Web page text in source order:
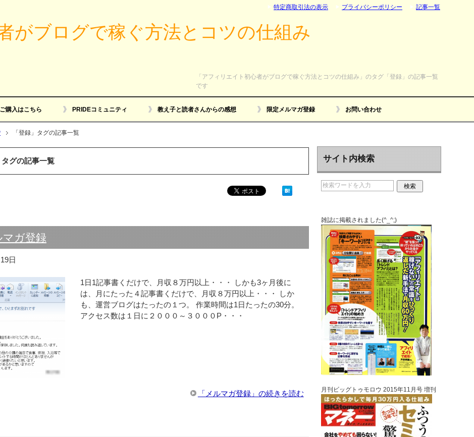
がブログで稼ぐ方法とコツの仕組み
「アフィリエイト初心者がブログで稼ぐ方法とコツの仕組み」のタグ「登録」の記事一覧
です
購入はこちら PRIDEコミュニティ 教え子と読者さんからの感想 限定メルマガ登録 お問い合わせ
「登録」タグの記事一覧
タグの記事一覧
マガ登録
日
1日1記事書くだけで、月収８万円以上・・・ しかも3ヶ月後に
は、月にたった４記事書くだけで、月収８万円以上・・・ しか
も、運営ブログはたったの１つ。 作業時間は1日たったの30分。
アクセス数は１日に２０００～３０００P・・・
「メルマガ登録」の続きを読む
サイト内検索
雑誌に掲載されました(^_^;)
月刊ビッグトゥモロウ 2015年11月号 増刊
特定商取引法の表示 プライバシーポリシー 記事一覧